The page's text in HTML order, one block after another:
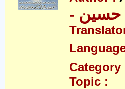
حسین
Category
Topic :